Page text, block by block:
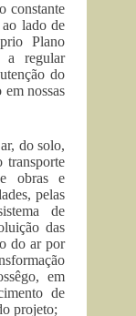
constante
ao lado de
Plano
a regular
do
em nossas
do solo,
transporte
obras e
pelas
de
das
do ar por
em
de
projeto;